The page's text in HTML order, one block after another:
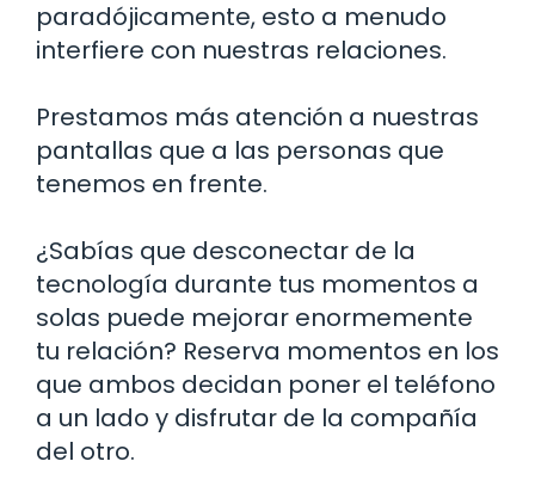
paradójicamente, esto a menudo
interfiere con nuestras relaciones.
Prestamos más atención a nuestras
pantallas que a las personas que
tenemos en frente.
¿Sabías que desconectar de la
tecnología durante tus momentos a
solas puede mejorar enormemente
tu relación? Reserva momentos en los
que ambos decidan poner el teléfono
a un lado y disfrutar de la compañía
del otro.